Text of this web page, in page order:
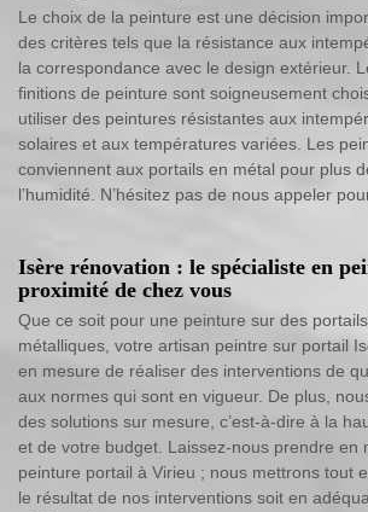
Le choix de la peinture est une décision
des critères tels que la résistance aux
la correspondance avec le design extérieur.
finitions de peinture sont soigneusement
utiliser des peintures résistantes aux
solaires et aux températures variées. Les
conviennent aux portails en métal pour plus
l’humidité. N’hésitez pas de nous appeler
Isère rénovation : le spécialiste en
proximité de chez vous
Que ce soit pour une peinture sur des
métalliques, votre artisan peintre sur portail
en mesure de réaliser des interventions de
aux normes qui sont en vigueur. De plus,
des solutions sur mesure, c’est-à-dire à la
et de votre budget. Laissez-nous prendre en
peinture portail à Virieu ; nous mettrons tout
le résultat de nos interventions soit en